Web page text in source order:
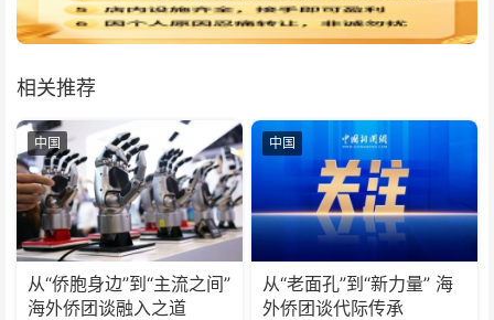
相关推荐
中国
从“侨胞身边”到“主流之间”
海外侨团谈融入之道
中国
从“老面孔”到“新力量” 海
外侨团谈代际传承